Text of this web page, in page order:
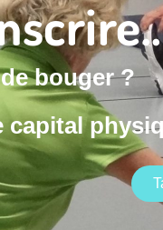
bouger ?
capital